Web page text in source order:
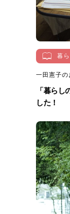
暮
一田憲子の
「暮ら
した！